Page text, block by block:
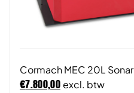
Cormach MEC 20L Sonar
€7.800,00 excl. btw